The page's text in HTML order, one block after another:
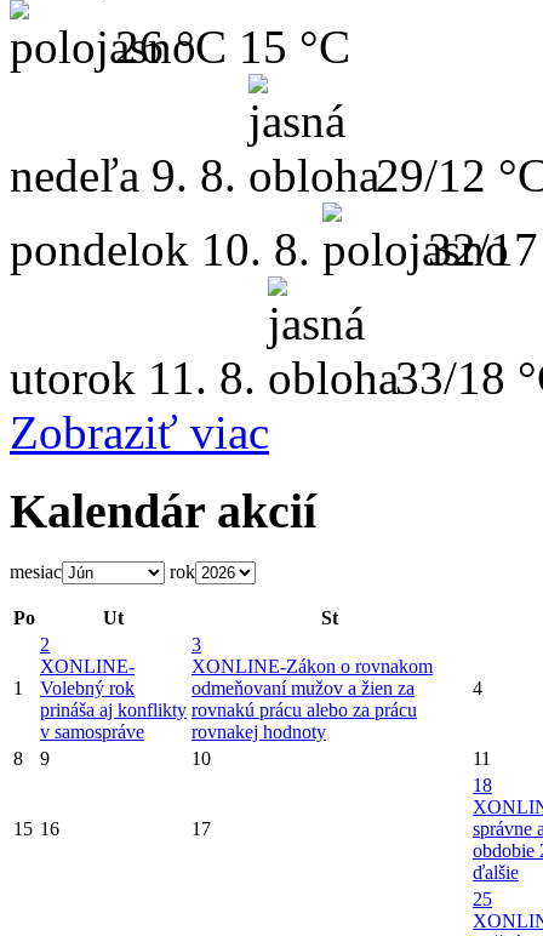
26 °C 15 °C
nedeľa 9. 8.
29/12
pondelok 10. 8. 32/
utorok 11. 8.
33/18
Zobraziť viac
Kalendár akcií
mesiac rok
Po Ut St
1
2
XONLINE-
Volebný rok
prináša aj konflikty
v samospráve
3
XONLINE-Zákon o rovnakom
odmeňovaní mužov a žien za
rovnakú prácu alebo za prácu
rovnakej hodnoty
4
8 9 10 11
15 16 17
18
X
správne
obdobie
ďalšie
25
X